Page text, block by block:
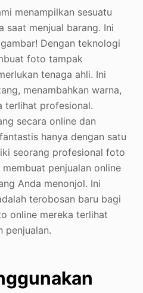
menampilkan sesuatu
saat menjual barang. Ini
Dengan teknologi
foto tampak
tenaga ahli. Ini
menambahkan warna,
terlihat profesional.
secara online dan
hanya dengan satu
seorang profesional foto
penjualan online
Anda menonjol. Ini
terobosan baru bagi
online mereka terlihat
penjualan.